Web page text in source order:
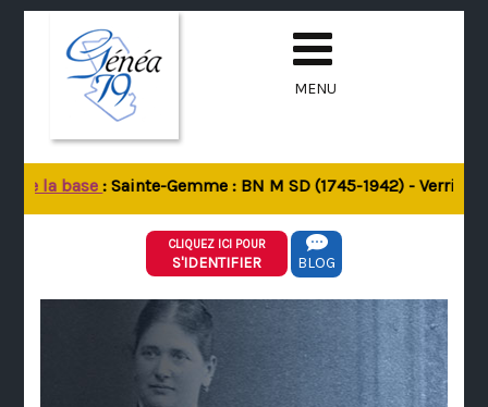
MENU
la base: Sainte-Gemme : BN M SD (1745-1942) - Verrines-
CLIQUEZ ICI POUR
S'IDENTIFIER BLOG